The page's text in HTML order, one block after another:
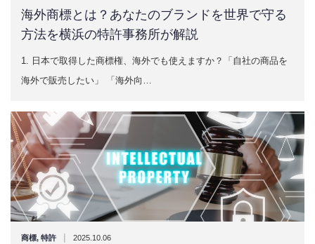
海外商標とは？あなたのブランドを世界で守る
方法を横浜の特許事務所が解説
1. 日本で取得した商標権、海外でも使えますか？「自社の商品を
海外で販売したい」 「海外向…
商標, 特許 | 2025.10.06